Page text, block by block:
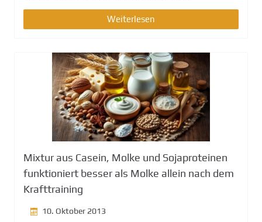
Weiterlesen
Mixtur aus Casein, Molke und Sojaproteinen
funktioniert besser als Molke allein nach dem
Krafttraining
10. Oktober 2013